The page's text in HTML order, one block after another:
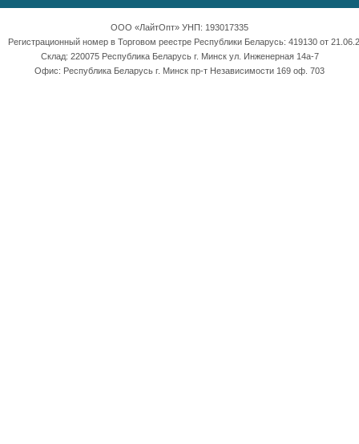
ООО «ЛайтОпт» УНП: 193017335
Регистрационный номер в Торговом реестре Республики Беларусь: 419130 от
Склад: 220075 Республика Беларусь г. Минск ул. Инженерная 14а-7
Офис: Республика Беларусь г. Минск пр-т Независимости 169 оф. 703